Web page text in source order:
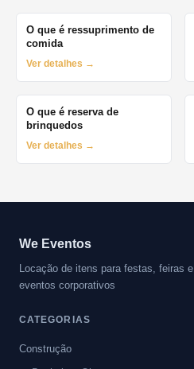
O que é ressuprimento de
comida
Ver detalhes →
O que é reserva de
brinquedos
Ver detalhes →
We Eventos
Locação de itens para festas, feiras e
eventos corporativos
CATEGORIAS
Construção